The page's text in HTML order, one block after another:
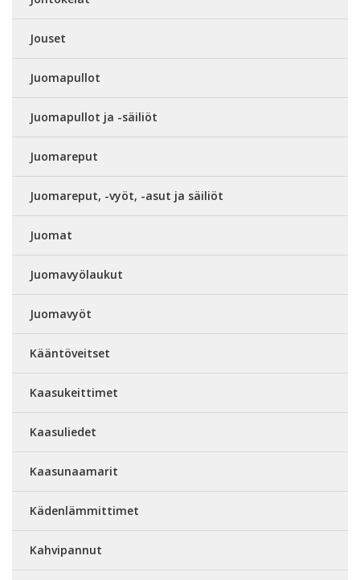
Jouset
Juomapullot
Juomapullot ja -säiliöt
Juomareput
Juomareput, -vyöt, -asut ja säiliöt
Juomat
Juomavyölaukut
Juomavyöt
Kääntöveitset
Kaasukeittimet
Kaasuliedet
Kaasunaamarit
Kädenlämmittimet
Kahvipannut